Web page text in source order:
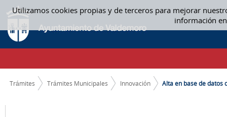
Utilizamos cookies propias y de terceros para mejorar
información
Saltar al contenido
ALTA EN BASE DE DATOS DE EMPRESAS - INNOVACIÓN
CAMINO DE MIGAS
Trámites Trámites Municipales Innovación Alta en base de datos